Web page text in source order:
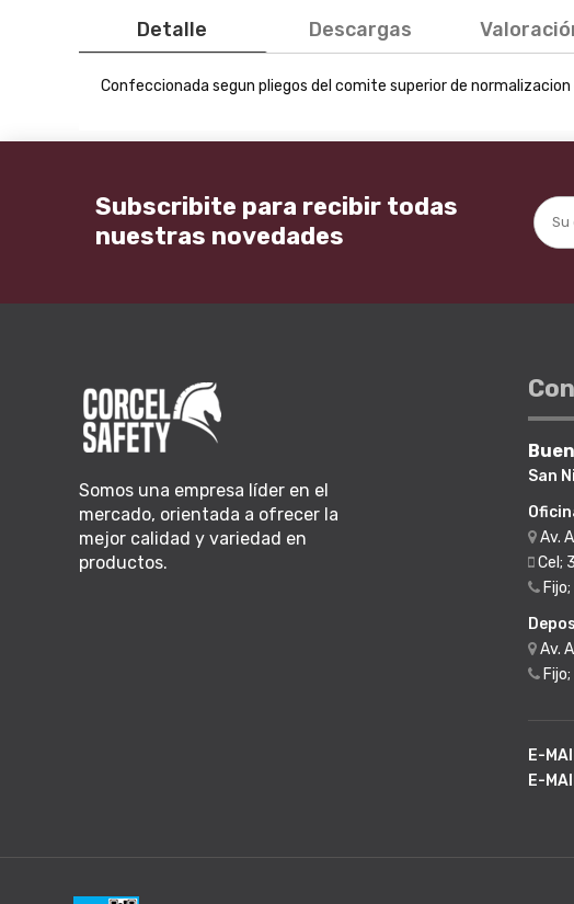
Detalle Descargas
Confeccionada segun pliegos del comite superior de
Subscribite para recibir todas
nuestras novedades
Somos una empresa líder en el
mercado, orientada a ofrecer la
mejor calidad y variedad en
productos.
San
Av.
Cel;
Av.
E-
E-